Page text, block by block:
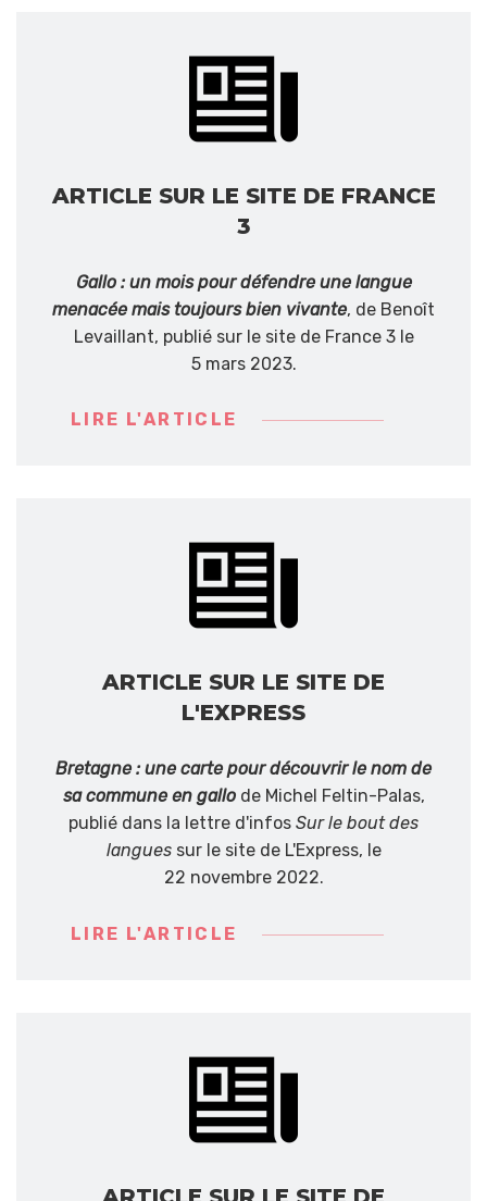
ARTICLE SUR LE SITE DE FRANCE
3
Gallo : un mois pour défendre une langue
menacée mais toujours bien vivante, de Benoît
Levaillant, publié sur le site de France 3 le
5 mars 2023.
LIRE L'ARTICLE
ARTICLE SUR LE SITE DE
L'EXPRESS
Bretagne : une carte pour découvrir le nom de
sa commune en gallo de Michel Feltin-Palas,
publié dans la lettre d'infos Sur le bout des
languessur le site de L'Express, le
22 novembre 2022.
LIRE L'ARTICLE